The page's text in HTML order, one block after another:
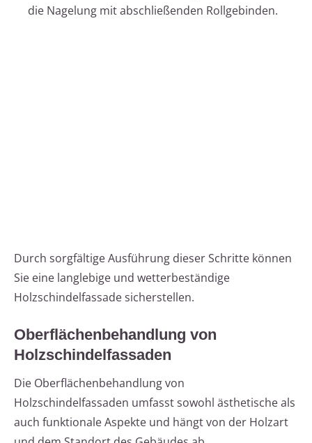
die Nagelung mit abschließenden Rollgebinden.
Durch sorgfältige Ausführung dieser Schritte können
Sie eine langlebige und wetterbeständige
Holzschindelfassade sicherstellen.
Oberflächenbehandlung von
Holzschindelfassaden
Die Oberflächenbehandlung von
Holzschindelfassaden umfasst sowohl ästhetische als
auch funktionale Aspekte und hängt von der Holzart